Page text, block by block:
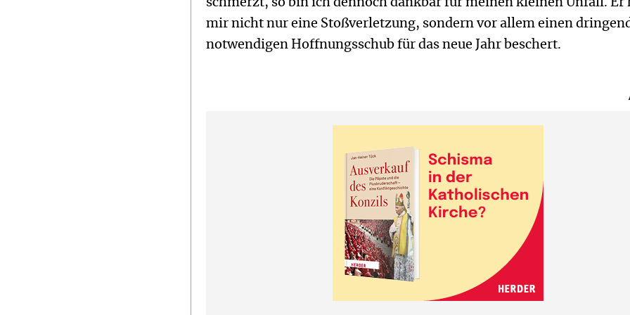
schmerzt, so bin ich dennoch dankbar für meinen kleinen Unfall. Er
mir nicht nur eine Stoßverletzung, sondern vor allem einen
notwendigen Hoffnungsschub für das neue Jahr beschert.